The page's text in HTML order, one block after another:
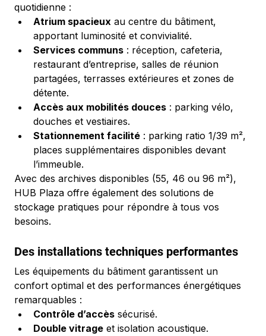
quotidienne :
Atrium spacieux au centre du bâtiment,
apportant luminosité et convivialité.
Services communs : réception, cafeteria,
restaurant d’entreprise, salles de réunion
partagées, terrasses extérieures et zones de
détente.
Accès aux mobilités douces : parking vélo,
douches et vestiaires.
Stationnement facilité : parking ratio 1/39 m²,
places supplémentaires disponibles devant
l’immeuble.
Avec des archives disponibles (55, 46 ou 96 m²),
HUB Plaza offre également des solutions de
stockage pratiques pour répondre à tous vos
besoins.
Des installations techniques performantes
Les équipements du bâtiment garantissent un
confort optimal et des performances énergétiques
remarquables :
Contrôle d’accès sécurisé.
Double vitrage et isolation acoustique.